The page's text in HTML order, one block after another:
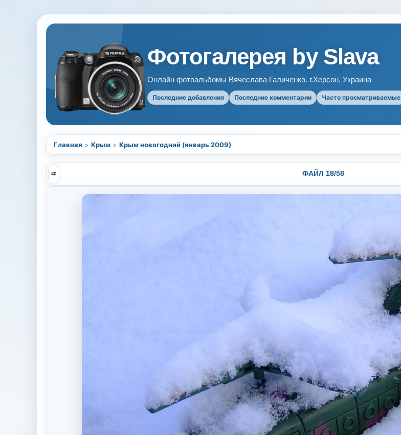
Фотогалерея by Slava
Онлайн фотоальбомы Вячеслава Галиченко. г.Херсон, Украина
Последние добавления Последние комментарии Часто просматриваемые
Главная > Крым > Крым новогодний (январь 2009)
ФАЙЛ 18/58